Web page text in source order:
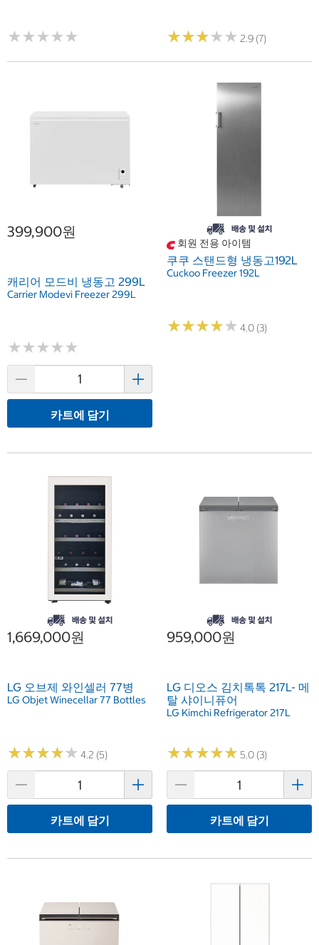
★★★★★
★★★★★ ★★★★★
★★★★★ 2.9 (7)
399,900원
캐리어 모드비 냉동고 299L
Carrier Modevi Freezer 299L
★★★★★
★★★★★
카트에 담기
회원 전용 아이템
쿠쿠 스탠드형 냉동고192L
Cuckoo Freezer 192L
★★★★★
★★★★★ 4.0 (3)
1,669,000원
LG 오브제 와인셀러 77병
LG Objet Winecellar 77 Bottles
★★★★★
★★★★★ 4.2 (5)
카트에 담기
959,000원
LG 디오스 김치톡톡 217L- 메
탈 샤이니퓨어
LG Kimchi Refrigerator 217L
★★★★★
★★★★★ 5.0 (3)
카트에 담기